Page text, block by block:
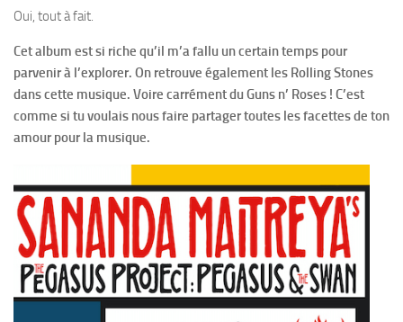
Oui, tout à fait.
Cet album est si riche qu’il m’a fallu un certain temps pour
parvenir à l’explorer. On retrouve également les Rolling Stones
dans cette musique. Voire carrément du Guns n’ Roses ! C’est
comme si tu voulais nous faire partager toutes les facettes de ton
amour pour la musique.